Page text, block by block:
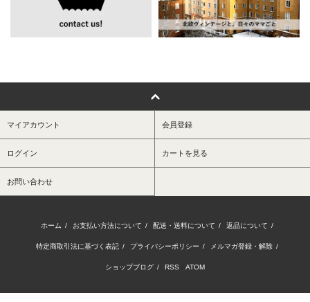
マイアカウント 会員登録
ログイン カートを見る
お問い合わせ
ホーム / お支払い方法について / 配送・送料について / 返品について /
特定商取引法に基づく表記 / プライバシーポリシー / メルマガ登録・解除 /
ショップブログ / RSS ATOM